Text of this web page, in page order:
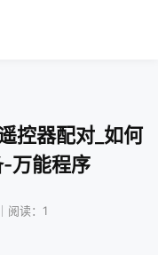
控器配对_如何
万能程序
阅读：1